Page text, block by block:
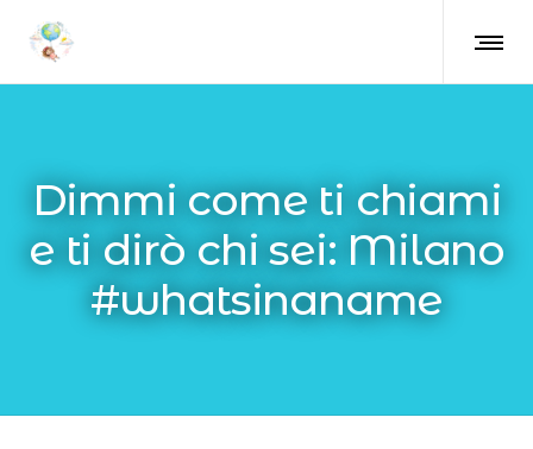
Dimmi come ti chiami
e ti dirò chi sei: Milano
#whatsinaname